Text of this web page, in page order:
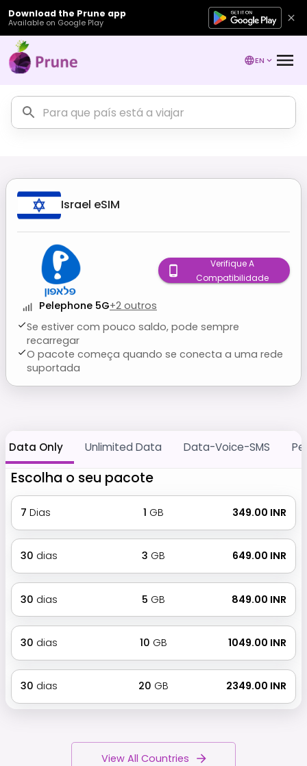
Download the Prune app
Available on Google Play
EN
Israel eSIM
Pelephone 5G+2 outros
Se estiver com pouco saldo, pode sempre
recarregar
O pacote começa quando se conecta a uma rede
suportada
Verifique A
Compatibilidade
Data Only Unlimited Data Data-Voice-SMS
Escolha o seu pacote
7 Dias 1 GB ₹ 349.00 INR
30 dias 3 GB ₹ 649.00 INR
30 dias 5 GB ₹ 849.00 INR
30 dias 10 GB ₹ 1049.00 INR
30 dias 20 GB ₹ 2349.00 INR
View All Countries